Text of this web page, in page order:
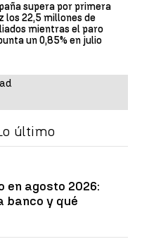
supera por primera
los 22,5 millones de
mientras el paro
un 0,85% en julio
último
en agosto 2026:
banco y qué